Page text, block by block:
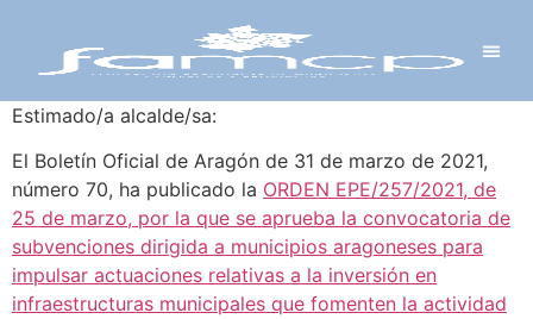
Estimado/a alcalde/sa:
El Boletín Oficial de Aragón de 31 de marzo de 2021,
número 70, ha publicado la ORDEN EPE/257/2021, de
25 de marzo, por la que se aprueba la convocatoria de
subvenciones dirigida a municipios aragoneses para
impulsar actuaciones relativas a la inversión en
infraestructuras municipales que fomenten la actividad